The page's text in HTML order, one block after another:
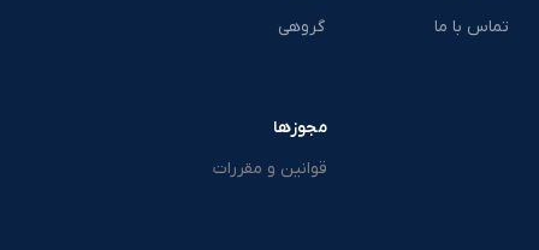
تماس با ما
گروهی
مجوزها
قوانین و مقررات